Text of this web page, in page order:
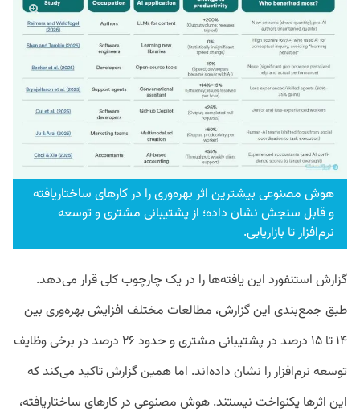
هوش مصنوعی بیشترین اثر بهره‌وری را در کارهای ساختاریافته
و قابل سنجش نشان داده؛ از پشتیبانی مشتری و توسعه
نرم‌افزار تا بازاریابی.
گزارش استنفورد این یافته‌ها را در یک چارچوب کلی قرار می‌دهد.
طبق جمع‌بندی این گزارش، مطالعات مختلف افزایش بهره‌وری بین
۱۴ تا ۱۵ درصد در پشتیبانی مشتری و حدود ۲۶ درصد در برخی وظایف
توسعه نرم‌افزار را نشان داده‌اند. اما همین گزارش تاکید می‌کند که
این اثرها یکنواخت نیستند. هوش مصنوعی در کارهای ساختاریافته،